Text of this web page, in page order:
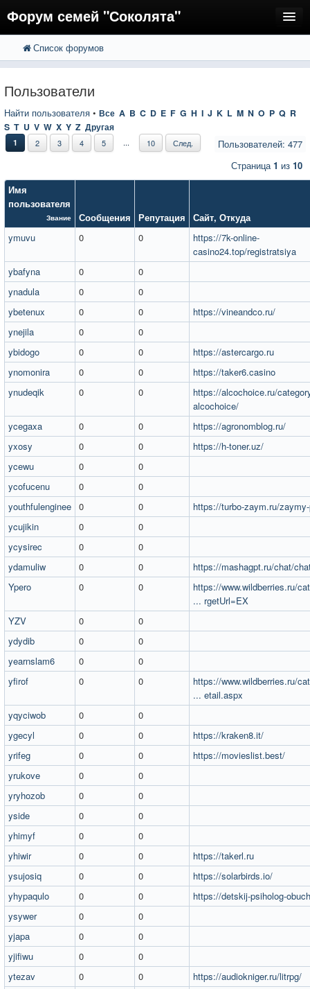
Форум семей "Соколята"
FAQ
Вход
Список форумов
Пользователи
Найти пользователя • Все A B C D E F G H I J K L M N O P Q R
S T U V W X Y Z Другая
Пользователей: 477
1 2 3 4 5 ... 10 След.
Страница1 из 10
Имя
пользователя
Звание Сообщения Репутация Сайт, Откуда
ymuvu
0 0
https://7k-online-
casino24.top/registratsiya
ybafyna
0
0
ynadula
0
0
ybetenux
0 0
https://vineandco.ru/
ynejila
0
0
ybidogo
0 0
https://astercargo.ru
ynomonira
0 0
https://taker6.casino
ynudeqik
0 0
https://alcochoice.ru/
alcochoice/
ycegaxa
0 0
https://agronomblog.ru/
yxosy
0 0
https://h-toner.uz/
ycewu
0
0
ycofucenu
0
0
youthfulenginee 0 0
https://turbo-zaym.ru/
ycujikin
0
0
ycysirec
0
0
ydamuliw
0 0
https://mashagpt.ru/chat/
Ypero
0 0
https://www.wildberries.ru/
... rgetUrl=EX
YZV
0
0
ydydib
0
0
yearnslam6
0
0
yfirof
0 0
https://www.wildberries.ru/
... etail.aspx
yqyciwob
0
0
ygecyl
0 0
https://kraken8.it/
yrifeg
0 0
https://movieslist.best/
yrukove
0
0
yryhozob
0
0
yside
0
0
yhimyf
0
0
yhiwir
0 0
https://takerl.ru
ysujosiq
0 0
https://solarbirds.io/
yhypaqulo
0 0
https://detskij-psiholog-
ysywer
0
0
yjapa
0
0
yjifiwu
0
0
ytezav
0 0
https://audiokniger.ru/litrpg/